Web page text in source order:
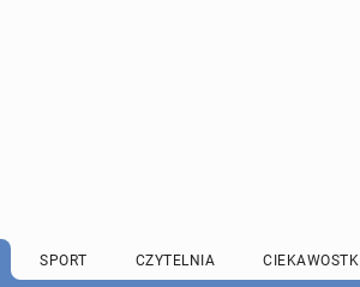
SPORT CZYTELNIA CIEKAWOSTKI